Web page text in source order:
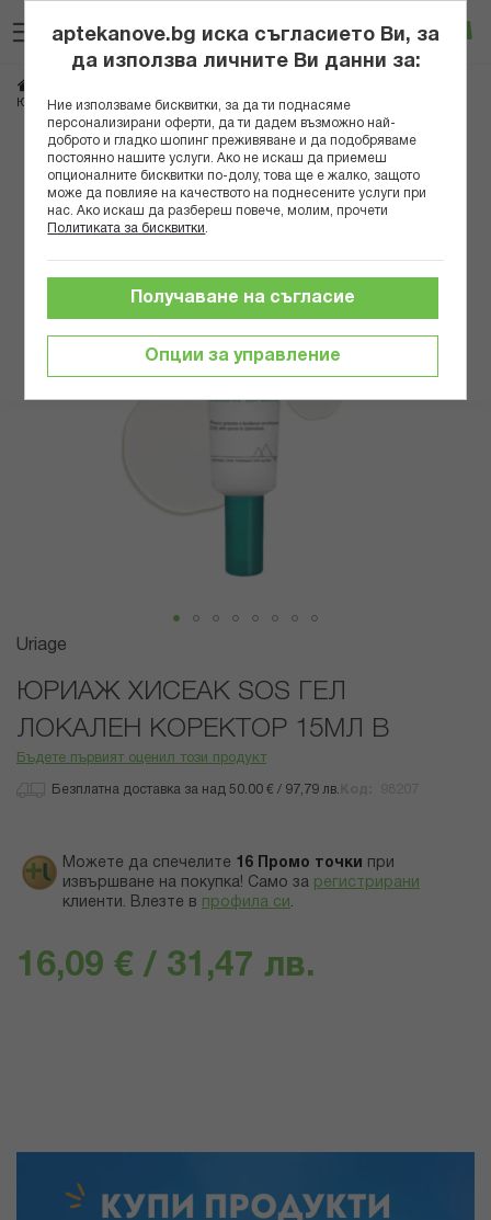
към
съдържанието
Вход
ЮРИАЖ ХИСЕАК SOS ГЕЛ ЛОКАЛЕН КОРЕКТОР 15МЛ В
Преминете
края
Преминете
началото
галерия
със
Uriage
ЮРИАЖ ХИСЕАК SOS ГЕЛ
ЛОКАЛЕН КОРЕКТОР 15МЛ В
Бъдете първият оценил този продукт
Безплатна доставка за над 50.00 € / 97,79 лв.
Можете да спечелите 16 Промо точки
при
извършване на покупка! Само за регистрирани
клиенти. Влезте в профила си .
16,09 € / 31,47 лв.
aptekanove.bg иска съгласието Ви, за
да използва личните Ви данни за:
Ние използваме бисквитки, за да ти поднасяме
персонализирани оферти, да ти дадем възможно най-
доброто и гладко шопинг преживяване и да подобряваме
постоянно нашите услуги. Ако не искаш да приемеш
опционалните бисквитки по-долу, това ще е жалко, защото
може да повлияе на качеството на поднесените услуги при
нас. Ако искаш да разбереш повече, молим, прочети
Политиката за бисквитки
Опции за управление
Получаване на съгласие